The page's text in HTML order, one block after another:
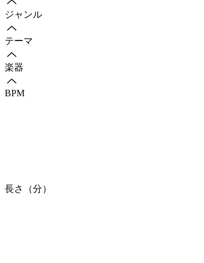
ジャンル
テーマ
楽器
BPM
長さ（分）